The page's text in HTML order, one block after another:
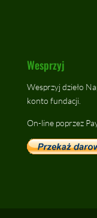
Wesprzyj
Wesprzyj dzieło
konto fundacji.
On-line poprzez